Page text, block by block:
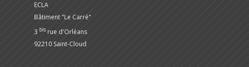
ECLA
Bâtiment "Le Carré"
3 bis rue d'Orléans
92210 Saint-Cloud